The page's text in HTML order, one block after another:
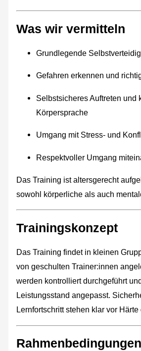
Was wir vermitteln
Grundlegende
Gefahren erkennen und
Selbstsicheres Auftreten und
Körpersprache
Umgang mit Stress- und
Respektvoller Umgang
Das Training ist altersgerecht
sowohl körperliche als auch
Trainingskonzept
Das Training findet in kleinen
von geschulten Trainer:innen
werden kontrolliert durchgeführt
Leistungsstand angepasst.
Lernfortschritt stehen klar vor Härte
Rahmenbedingungen